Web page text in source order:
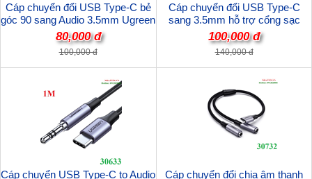
Cáp chuyển đổi USB Type-C bẻ
góc 90 sang Audio 3.5mm Ugreen
80723 cao cấp (Không chip DAC)
80,000 đ
100,000 đ
Cáp chuyển đổi USB Type-C
sang 3.5mm hỗ trợ cổng sạc
Type-C Ugreen 70606 cao cấp
100,000 đ
140,000 đ
Cáp chuyển USB Type-C to Audio
Cáp chuyển đổi chia âm thanh